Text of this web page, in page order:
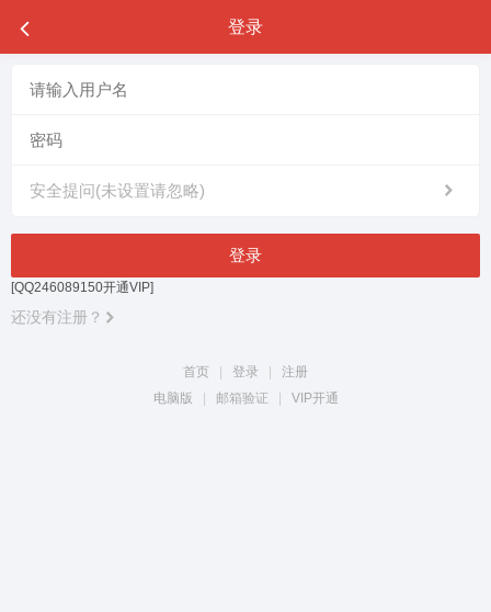
登录
安全提问(未设置请忽略)
登录
[QQ246089150开通VIP]
还没有注册？
首页 登录
注册
电脑版
邮箱验证 VIP开通